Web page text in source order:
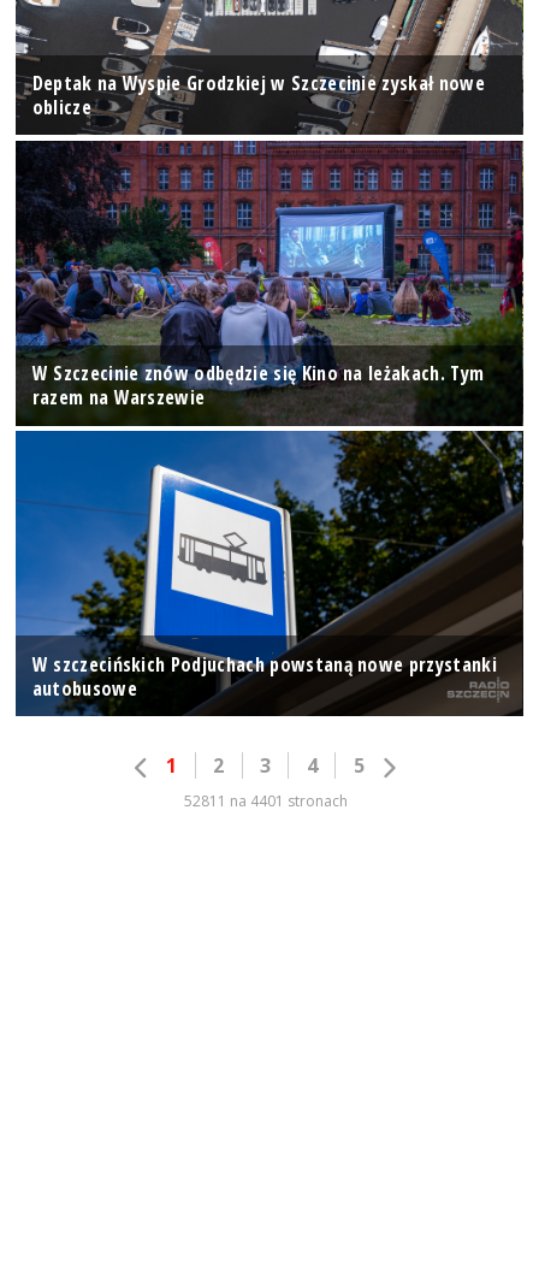
Deptak na Wyspie Grodzkiej w Szczecinie zyskał nowe
oblicze
W Szczecinie znów odbędzie się Kino na leżakach. Tym
razem na Warszewie
W szczecińskich Podjuchach powstaną nowe przystanki
autobusowe
1 2 3 4 5
52811 na 4401 stronach